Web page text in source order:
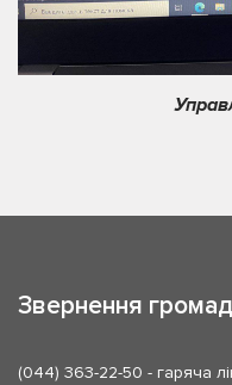
Звернення
(044) 363-22-50 - гаряча